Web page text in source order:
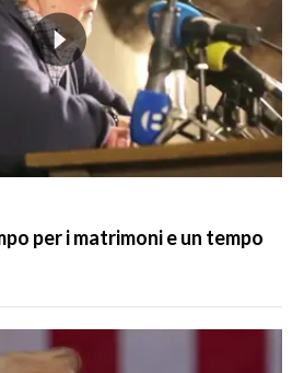
per i matrimoni e un tempo